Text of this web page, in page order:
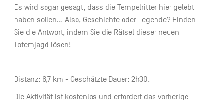
Es wird sogar gesagt, dass die Tempelritter hier gelebt
haben sollen... Also, Geschichte oder Legende? Finden
Sie die Antwort, indem Sie die Rätsel dieser neuen
Totemjagd lösen!
Distanz: 6,7 km - Geschätzte Dauer: 2h30.
Die Aktivität ist kostenlos und erfordert das vorherige